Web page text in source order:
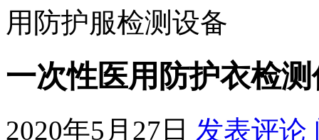
用防护服检测设备
一次性医用防护衣检
2020年5月27日 发表评论